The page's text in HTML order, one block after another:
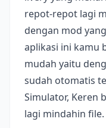
repot-repot lagi
dengan mod
aplikasi ini kamu
mudah yaitu
sudah otomatis
Simulator, Keren
lagi mindahin file.